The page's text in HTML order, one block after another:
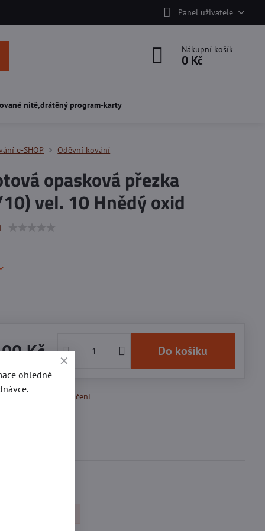
Panel uživatele
Nákupní košík
0 Kč
nitě,drátěný program-karty
e-SHOP Oděvní kování
opasková přezka
vel. 10 Hnědý oxid
Kč Do košíku
Oblíbeným Doručení
ohledně